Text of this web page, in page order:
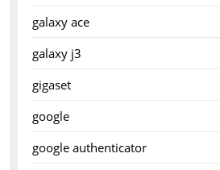
galaxy ace
galaxy j3
gigaset
google
google authenticator